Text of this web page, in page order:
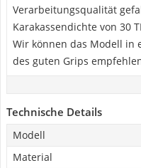
Verarbeitungsqualität
Karakassendichte von 30
Wir können das Modell in
des guten Grips
Technische Details
Modell
Material